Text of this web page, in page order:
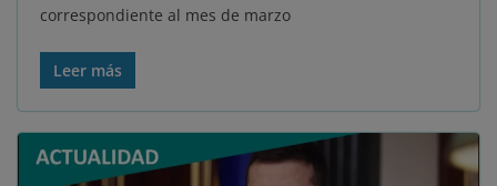
correspondiente al mes de marzo
Leer más